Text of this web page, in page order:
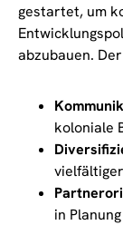
gestartet, um
abzubauen.
koloniale
in